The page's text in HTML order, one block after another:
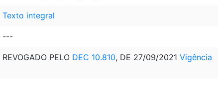
Texto integral
---
REVOGADO PELO DEC 10.810, DE 27/09/2021 Vigência